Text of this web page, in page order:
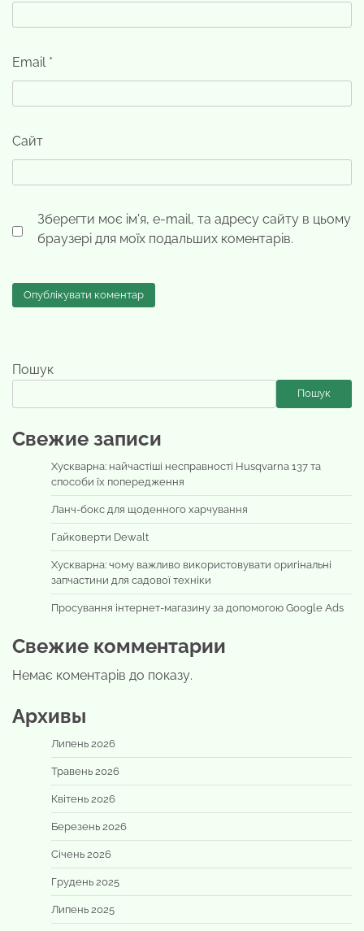
Email *
Сайт
Зберегти моє ім'я, e-mail, та адресу сайту в цьому
браузері для моїх подальших коментарів.
Пошук
Пошук
Свежие записи
Хускварна: найчастіші несправності Husqvarna 137 та
способи їх попередження
Ланч-бокс для щоденного харчування
Гайковерти Dewalt
Хускварна: чому важливо використовувати оригінальні
запчастини для садової техніки
Просування інтернет-магазину за допомогою Google Ads
Свежие комментарии
Немає коментарів до показу.
Архивы
Липень 2026
Травень 2026
Квітень 2026
Березень 2026
Січень 2026
Грудень 2025
Липень 2025